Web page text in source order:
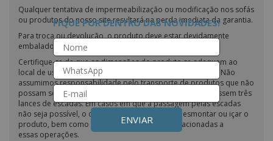
Qualquer tentativa de impermeabilização ou modificação nos sofás
ou produtos do nosso site resultará na perda imediata da garantia.
Para troca ou devolução, o produto deve estar devidamente
embalado.
Certifique-se de que as dimensões do produto se adequam ao
local de uso, considerando a possibilidade de passagem. Não
assumimos responsabilidade pelo transporte de produtos que não
possam ser transportados em elevadores ou que ultrapassem três
lances de escadas. Em casos em que a passagem pelas escadas
não seja possível, o cliente é responsável por desmontar ou içar o
produto, bem como por todas as despesas relacionadas a
essas operações.
FIQUE POR DENTRO DAS NOVIDADES!
ENVIAR